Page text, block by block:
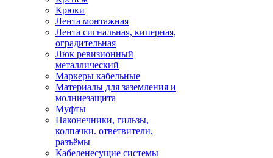
Крюки
Лента монтажная
Лента сигнальная, киперная,
оградительная
Люк ревизионный
металлический
Маркеры кабельные
Материалы для заземления и
молниезащита
Муфты
Наконечники, гильзы,
колпачки. ответвители,
разъёмы
Кабеленесущие системы